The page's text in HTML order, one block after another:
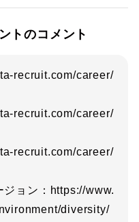
トのコメント
recruit.com/career/
recruit.com/career/
recruit.com/career/
ジョン：https://www.
diversity/